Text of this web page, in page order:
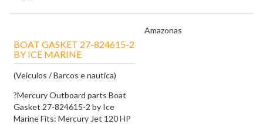
BOAT GASKET 27-824615-2
BY ICE MARINE
(Veiculos / Barcos e nautica)
?Mercury Outboard parts Boat
Gasket 27-824615-2 by Ice
Marine Fits: Mercury Jet 120 HP
Amazonas